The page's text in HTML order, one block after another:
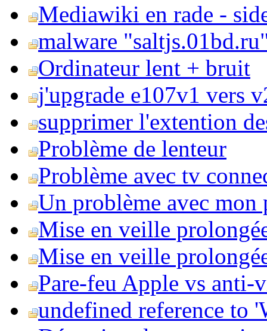
Mediawiki en rade -
malware
Ordinateur lent + bruit
j'upgrade e107v1 vers
supprimer l'extention
Problème de lenteur
Problème avec tv
Un problème avec mon
Mise en veille
Mise en veille
Pare-feu Apple vs anti-
undefined reference to